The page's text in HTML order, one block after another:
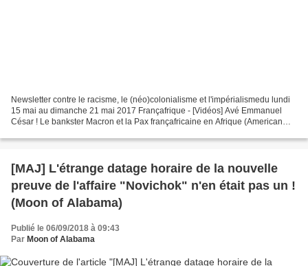
Newsletter contre le racisme, le (néo)colonialisme et l'impérialismedu lundi
15 mai au dimanche 21 mai 2017 Françafrique - [Vidéos] Avé Emmanuel
César ! Le bankster Macron et la Pax françafricaine en Afrique (American
[MAJ] L'étrange datage horaire de la nouvelle
preuve de l'affaire "Novichok" n'en était pas un !
(Moon of Alabama)
Publié le 06/09/2018 à 09:43
Par Moon of Alabama